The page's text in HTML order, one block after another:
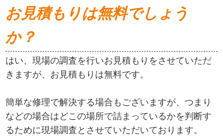
お見積もりは無料でしょう
か？
はい、現場の調査を行いお見積もりをさせていただ
きますが、お見積もりは無料です。
簡単な修理で解決する場合もございますが、つまり
などの場合はどこの場所で詰まっているかを判断す
るために現場調査とさせていただいております。